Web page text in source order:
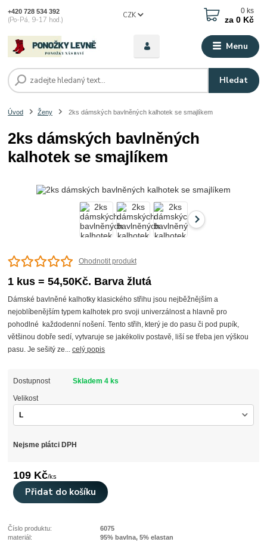
Menu
CZK
Hledat
+420 728 534 392
(Po-Pá, 9-17 hod.)
0 ks
za 0 Kč
Úvod Ženy 2ks dámských bavlněných kalhotek se smajlíkem
2ks dámských bavlněných
kalhotek se smajlíkem
Ohodnotit produkt
1 kus = 54,50Kč. Barva žlutá
Dámské bavlněné kalhotky klasického střihu jsou nejběžnějším a
nejoblíbenějším typem kalhotek pro svoji univerzálnost a hlavně pro
pohodlné každodenní nošení. Tento střih, který je do pasu či pod pupík,
většinou dobře sedí, vytvaruje se jakékoliv postavě, liší se třeba jen výškou
pasu. Je sešitý ze...celý popis
Dostupnost Skladem 4 ks
Velikost
Nejsme plátci DPH
109 Kč/ks
Přidat do košíku
Číslo produktu:
6075
materiál:
95% bavlna, 5% elastan